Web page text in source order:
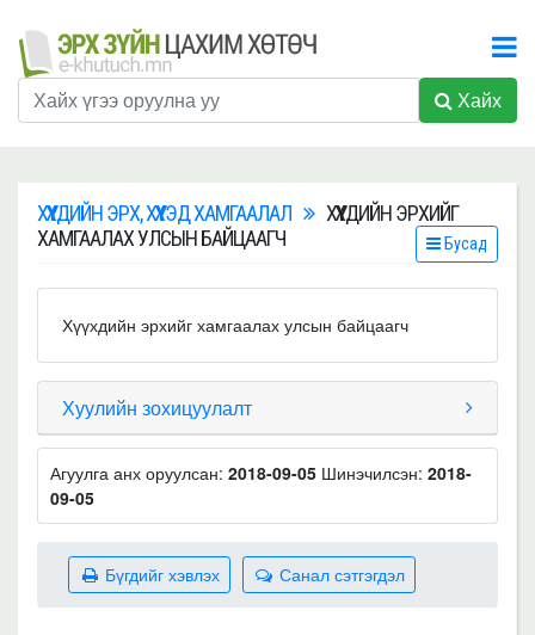
Хайх
ХҮҮХДИЙН ЭРХ, ХҮҮХЭД ХАМГААЛАЛ
ХҮҮХДИЙН ЭРХИЙГ
ХАМГААЛАХ УЛСЫН БАЙЦААГЧ
Бусад
Хүүхдийн эрхийг хамгаалах улсын байцаагч
Хуулийн зохицуулалт
Агуулга анх оруулсан: 2018-09-05 Шинэчилсэн: 2018-
09-05
Санал сэтгэгдэл
Бүгдийг хэвлэх